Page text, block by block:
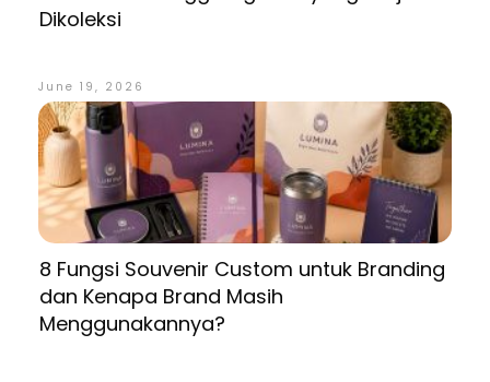
Dikoleksi
June 19, 2026
8 Fungsi Souvenir Custom untuk Branding
dan Kenapa Brand Masih
Menggunakannya?